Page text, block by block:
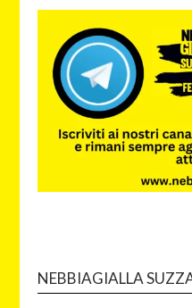
NEBBIAGIALLA